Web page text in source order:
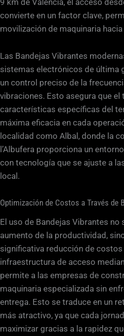
9 km de Valencia, el acceso
convierte en un factor clave,
movilización de maquinaria
Las Bandejas Vibrantes
sistemas electrónicos de última
un control preciso de la
vibraciones. Esto asegura que el
características específicas del
máxima eficacia en cada
localidad como Albal, donde la
l’Albufera proporciona un
con tecnología que se ajuste a
local.
Optimización de Costos a Través de
El uso de Bandejas Vibrantes no
aumento de la productividad,
significativa reducción de
infraestructura de acceso
permite a las empresas de
maquinaria especializada sin
entrega. Esto se traduce en un
más atractivo, ya que cada
maximizar gracias a la rapidez